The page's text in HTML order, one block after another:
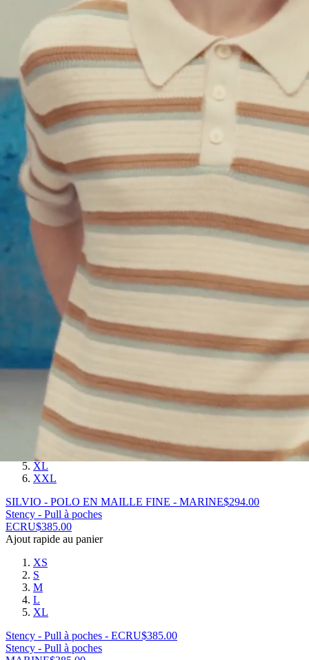
XXL
SORIAN - PULL MONOGRAME - BLEU$208.00 $416.00
GALLO - CARDIGAN EN JACQUARD
VERT $227.50
Ajout rapide au panier
XS
S
M
L
XL
XXL
GALLO - CARDIGAN EN JACQUARD - VERT
455.00
SAND - PULL IMPRIMÉ
MARINE
Ajout rapide au panier
XS
SAND - PULL IMPRIMÉ - MARINE$452.00
SILVIO - POLO EN MAILLE FINE
MARINE 294.00
Ajout rapide au panier
XS
S
XL
XXL
SILVIO - POLO EN MAILLE FINE - MARINE$294.00
Stency - Pull à poches
ECRU$385.00
Ajout rapide au panier
XS
S
M
L
XL
Stency - Pull à poches - ECRU$385.00
Stency - Pull à poches